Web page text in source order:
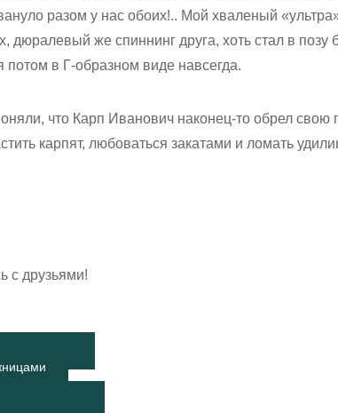
разом у нас обоих!.. Мой хваленый
дюралевый же спиннинг друга, хоть стал в
в Г-образном виде навсегда.
что Карп Иванович наконец-то обрел свою
карпят, любоваться закатами и ломать
с друзьями!